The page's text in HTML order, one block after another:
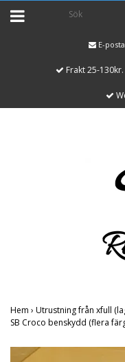
E-
Frakt 25-
Hem › Utrustning från xfull
SB Croco benskydd (flera